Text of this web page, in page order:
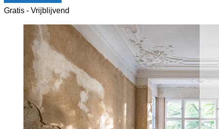
Gratis - Vrijblijvend